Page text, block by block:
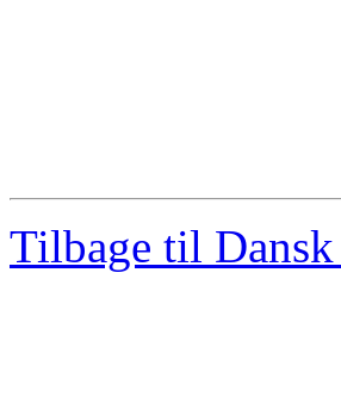
Tilbage til